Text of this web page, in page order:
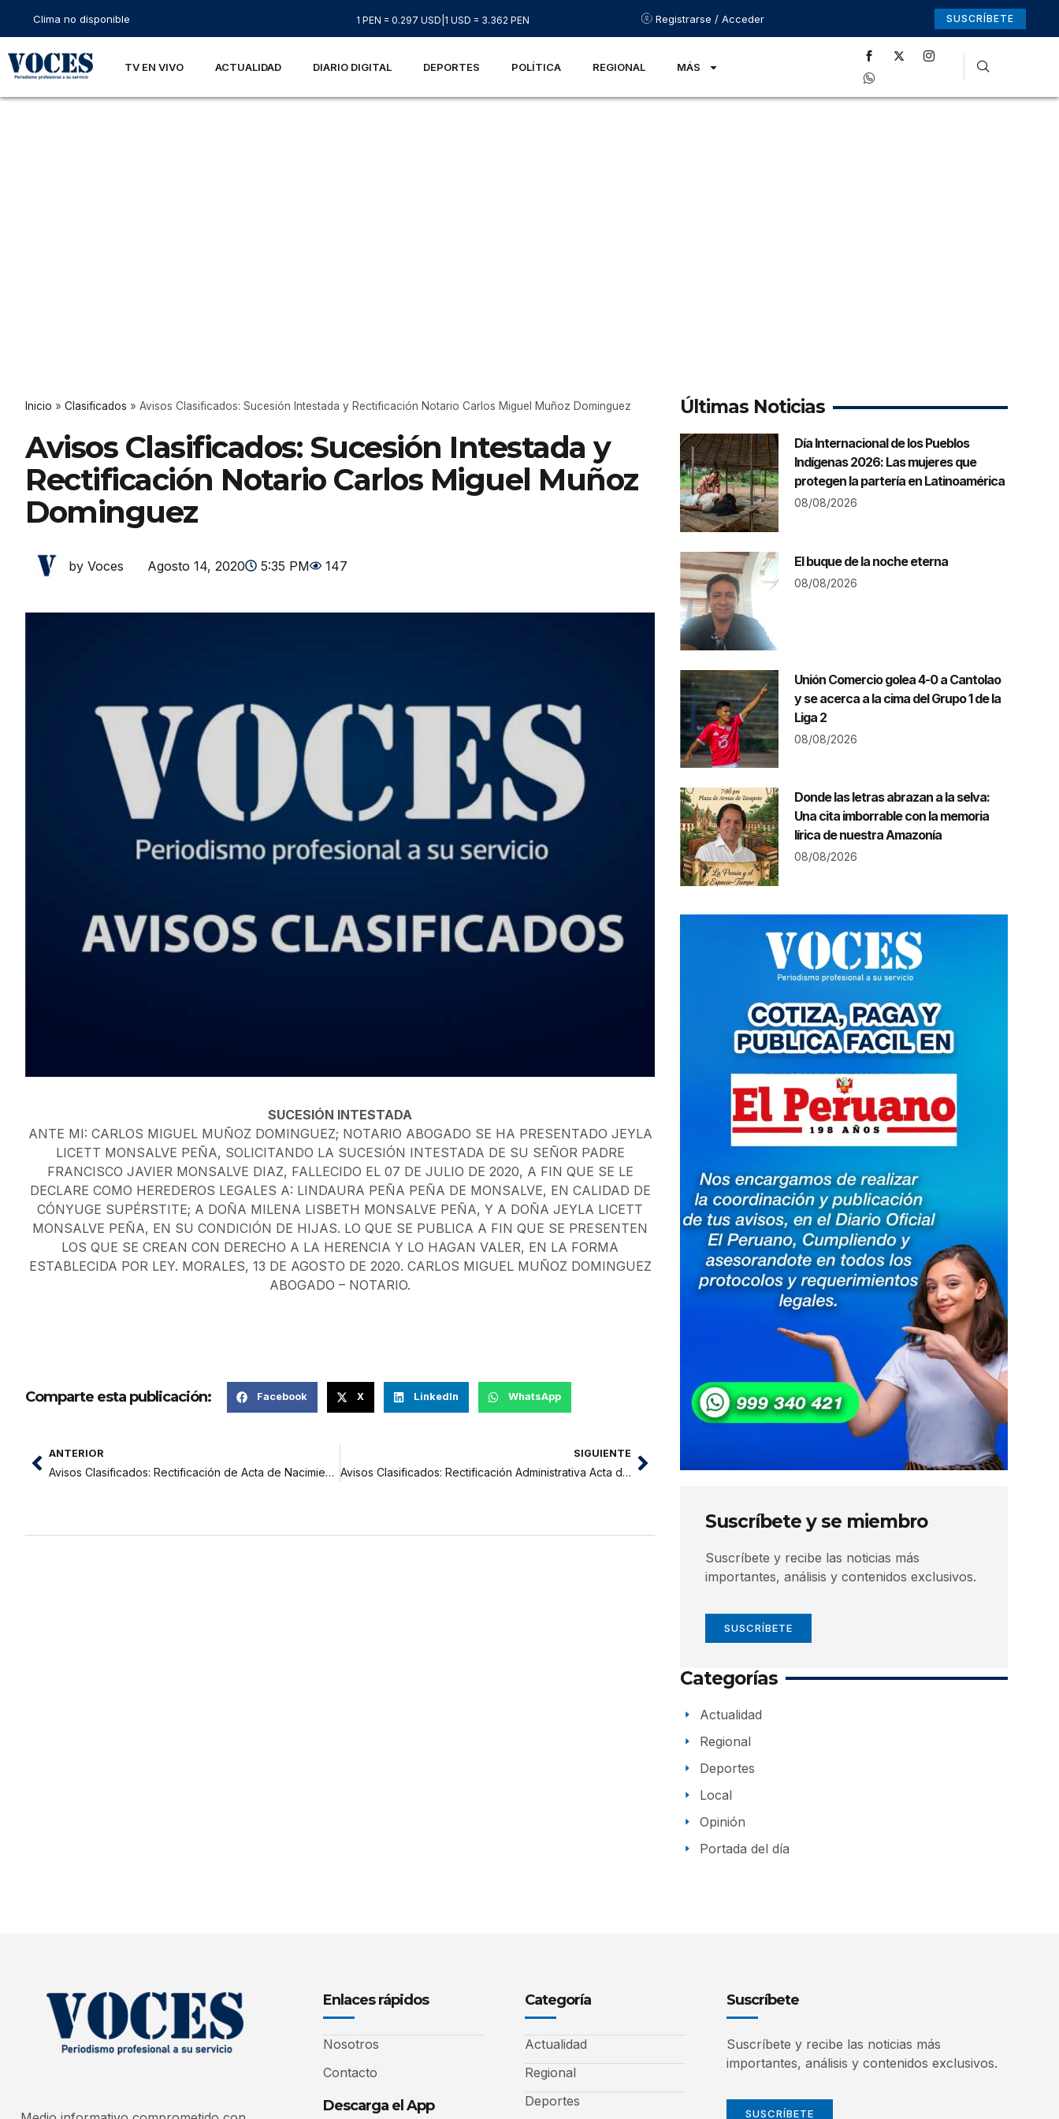
Clima no disponible 1 PEN = 0.297 USD 1 USD = 3.362 PEN Registrarse / Acceder SUSCRÍBETE
TV EN VIVO ACTUALIDAD DIARIO DIGITAL DEPORTES POLÍTICA REGIONAL MÁS
Inicio » Clasificados » Avisos Clasificados: Sucesión Intestada y Rectificación Notario Carlos Miguel Muñoz Dominguez
Avisos Clasificados: Sucesión Intestada y
Rectificación Notario Carlos Miguel Muñoz
Dominguez
by Voces Agosto 14, 2020 5:35 PM 147
SUCESIÓN INTESTADA
ANTE MI: CARLOS MIGUEL MUÑOZ DOMINGUEZ; NOTARIO ABOGADO SE HA PRESENTADO JEYLA
LICETT MONSALVE PEÑA, SOLICITANDO LA SUCESIÓN INTESTADA DE SU SEÑOR PADRE
FRANCISCO JAVIER MONSALVE DIAZ, FALLECIDO EL 07 DE JULIO DE 2020, A FIN QUE SE LE
DECLARE COMO HEREDEROS LEGALES A: LINDAURA PEÑA PEÑA DE MONSALVE, EN CALIDAD DE
CÓNYUGE SUPÉRSTITE; A DOÑA MILENA LISBETH MONSALVE PEÑA, Y A DOÑA JEYLA LICETT
MONSALVE PEÑA, EN SU CONDICIÓN DE HIJAS. LO QUE SE PUBLICA A FIN QUE SE PRESENTEN
LOS QUE SE CREAN CON DERECHO A LA HERENCIA Y LO HAGAN VALER, EN LA FORMA
ESTABLECIDA POR LEY. MORALES, 13 DE AGOSTO DE 2020. CARLOS MIGUEL MUÑOZ DOMINGUEZ
ABOGADO – NOTARIO.
Comparte esta publicación: Facebook X LinkedIn WhatsApp
ANTERIOR
Avisos Clasificados: Rectificación de Acta de Nacimiento y Acta de Matrimonio Lorena Pezo Díaz
SIGUIENTE
Avisos Clasificados: Rectificación Administrativa Acta de Nacimiento Carlos Fernando Tafur Tuesta
Últimas Noticias
Día Internacional de los Pueblos
Indígenas 2026: Las mujeres que
protegen la partería en Latinoamérica
08/08/2026
El buque de la noche eterna
08/08/2026
Unión Comercio golea 4-0 a Cantolao
y se acerca a la cima del Grupo 1 de la
Liga 2
08/08/2026
Donde las letras abrazan a la selva:
Una cita imborrable con la memoria
lírica de nuestra Amazonía
08/08/2026
Suscríbete y se miembro
Suscríbete y recibe las noticias más
importantes, análisis y contenidos exclusivos.
SUSCRÍBETE
Categorías
Actualidad
Regional
Deportes
Local
Opinión
Portada del día
Enlaces rápidos
Nosotros
Contacto
Descarga el App
Categoría
Actualidad
Regional
Deportes
Suscríbete
Suscríbete y recibe las noticias más
importantes, análisis y contenidos exclusivos.
SUSCRÍBETE